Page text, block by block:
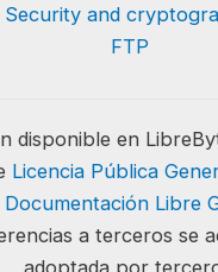
Security and
FTP
disponible en
Licencia Pública
Documentación Libre
a terceros se
adoptada por